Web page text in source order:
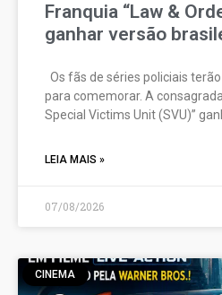
Franquia “Law &
ganhar versão
Os fãs de séries policiais
para comemorar. A
Special Victims Unit (SVU)”
LEIA MAIS »
07/08/2026
CINEMA